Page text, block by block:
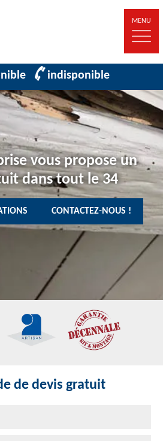
MENU
indisponible
vous propose un
dans tout le 34
CONTACTEZ-NOUS !
de devis gratuit